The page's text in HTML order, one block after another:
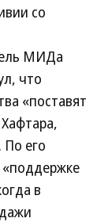
со
МИДа
что
«поставят
его
в